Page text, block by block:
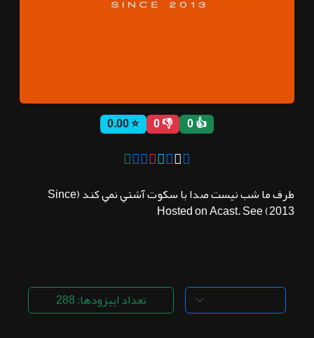
سوالات
متداول
👍 0
👎 0
⭐ 0.00
طرف ما شب نيست صدا با سكوت آشتي نمي كند (Since
2013) Hosted on Acast. See
تعداد اپیزودها: 288